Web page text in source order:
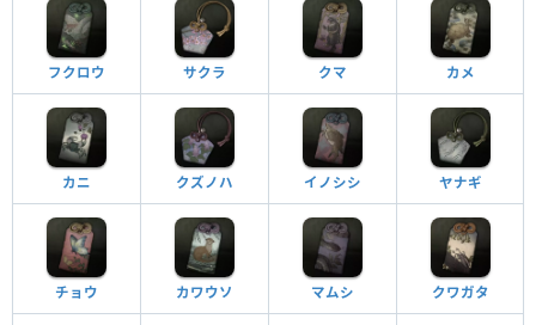
フクロウ サクラ クマ カメ
カニ クズノハ イノシシ ヤナギ
チョウ カワウソ マムシ クワガタ